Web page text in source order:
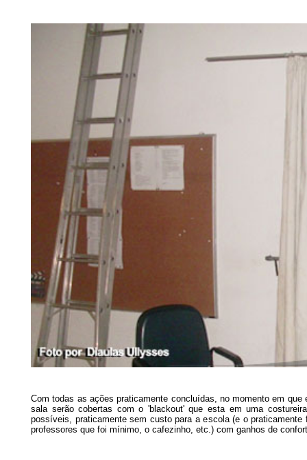
Com todas as ações praticamente concluídas, no momento em
sala serão cobertas com o 'blackout' que esta em uma
possíveis, praticamente sem custo para a escola (e o
professores que foi mínimo, o cafezinho, etc.) com ganhos de